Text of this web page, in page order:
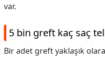
var.
5 bin greft kaç saç
Bir adet greft yaklaşık